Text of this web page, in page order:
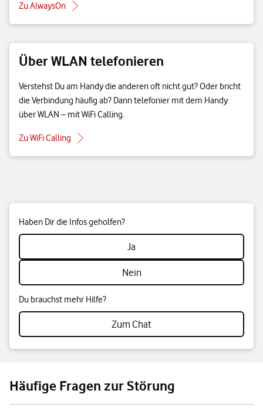
Zu AlwaysOn
Über WLAN telefonieren
Verstehst Du am Handy die anderen oft nicht gut? Oder bricht
die Verbindung häufig ab? Dann telefonier mit dem Handy
über WLAN – mit WiFi Calling.
Zu WiFi Calling
Haben Dir die Infos geholfen?
Ja
Nein
Du brauchst mehr Hilfe?
Zum Chat
Häufige Fragen zur Störung